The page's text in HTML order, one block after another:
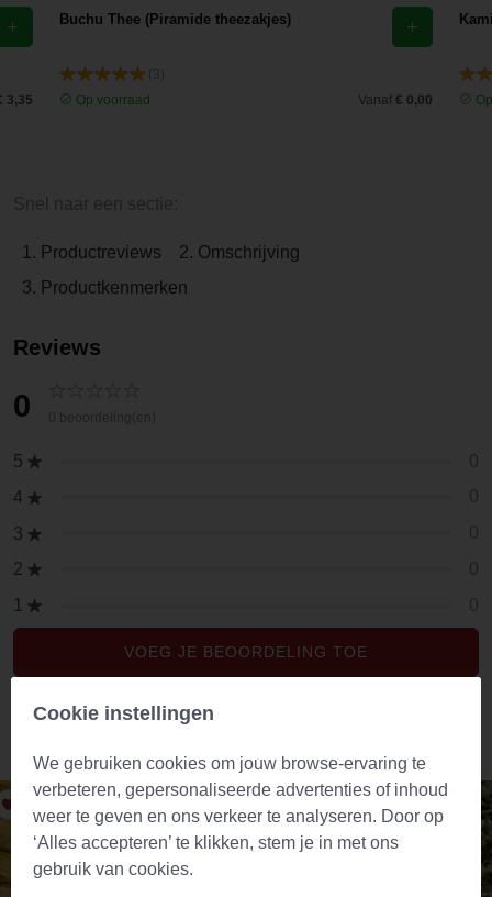
3,35
Buchu Thee (Piramide theezakjes)
Op voorraad
Vanaf € 0,00
1. Productreviews
2. Omschrijving
3. Productkenmerken
Reviews
0
5
4
3
2
1
VOEG JE BEOORDELING TOE
Cookie instellingen
We gebruiken cookies om jouw browse-ervaring te
verbeteren, gepersonaliseerde advertenties of inhoud
weer te geven en ons verkeer te analyseren. Door op
‘Alles accepteren’ te klikken, stem je in met ons
gebruik van cookies.